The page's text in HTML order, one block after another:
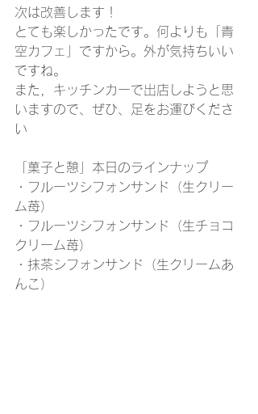
次は改善します！
とても楽しかったです。何よりも「青
空カフェ」ですから。外が気持ちいい
ですね。
また，キッチンカーで出店しようと思
いますので、ぜひ、足をお運びくださ
い
「菓子と憩」本日のラインナップ
・フルーツシフォンサンド（生クリー
ム苺）
・フルーツシフォンサンド（生チョコ
クリーム苺）
・抹茶シフォンサンド（生クリームあ
んこ）